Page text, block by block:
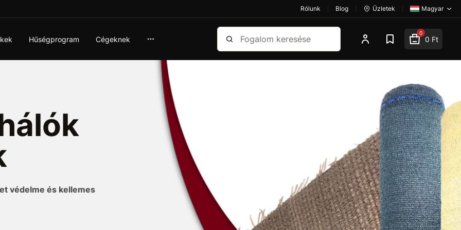
Rólunk Blog Üzletek Magyar
Hűségprogram Cégeknek
Keresés 0
0 Ft
védelme és kellemes